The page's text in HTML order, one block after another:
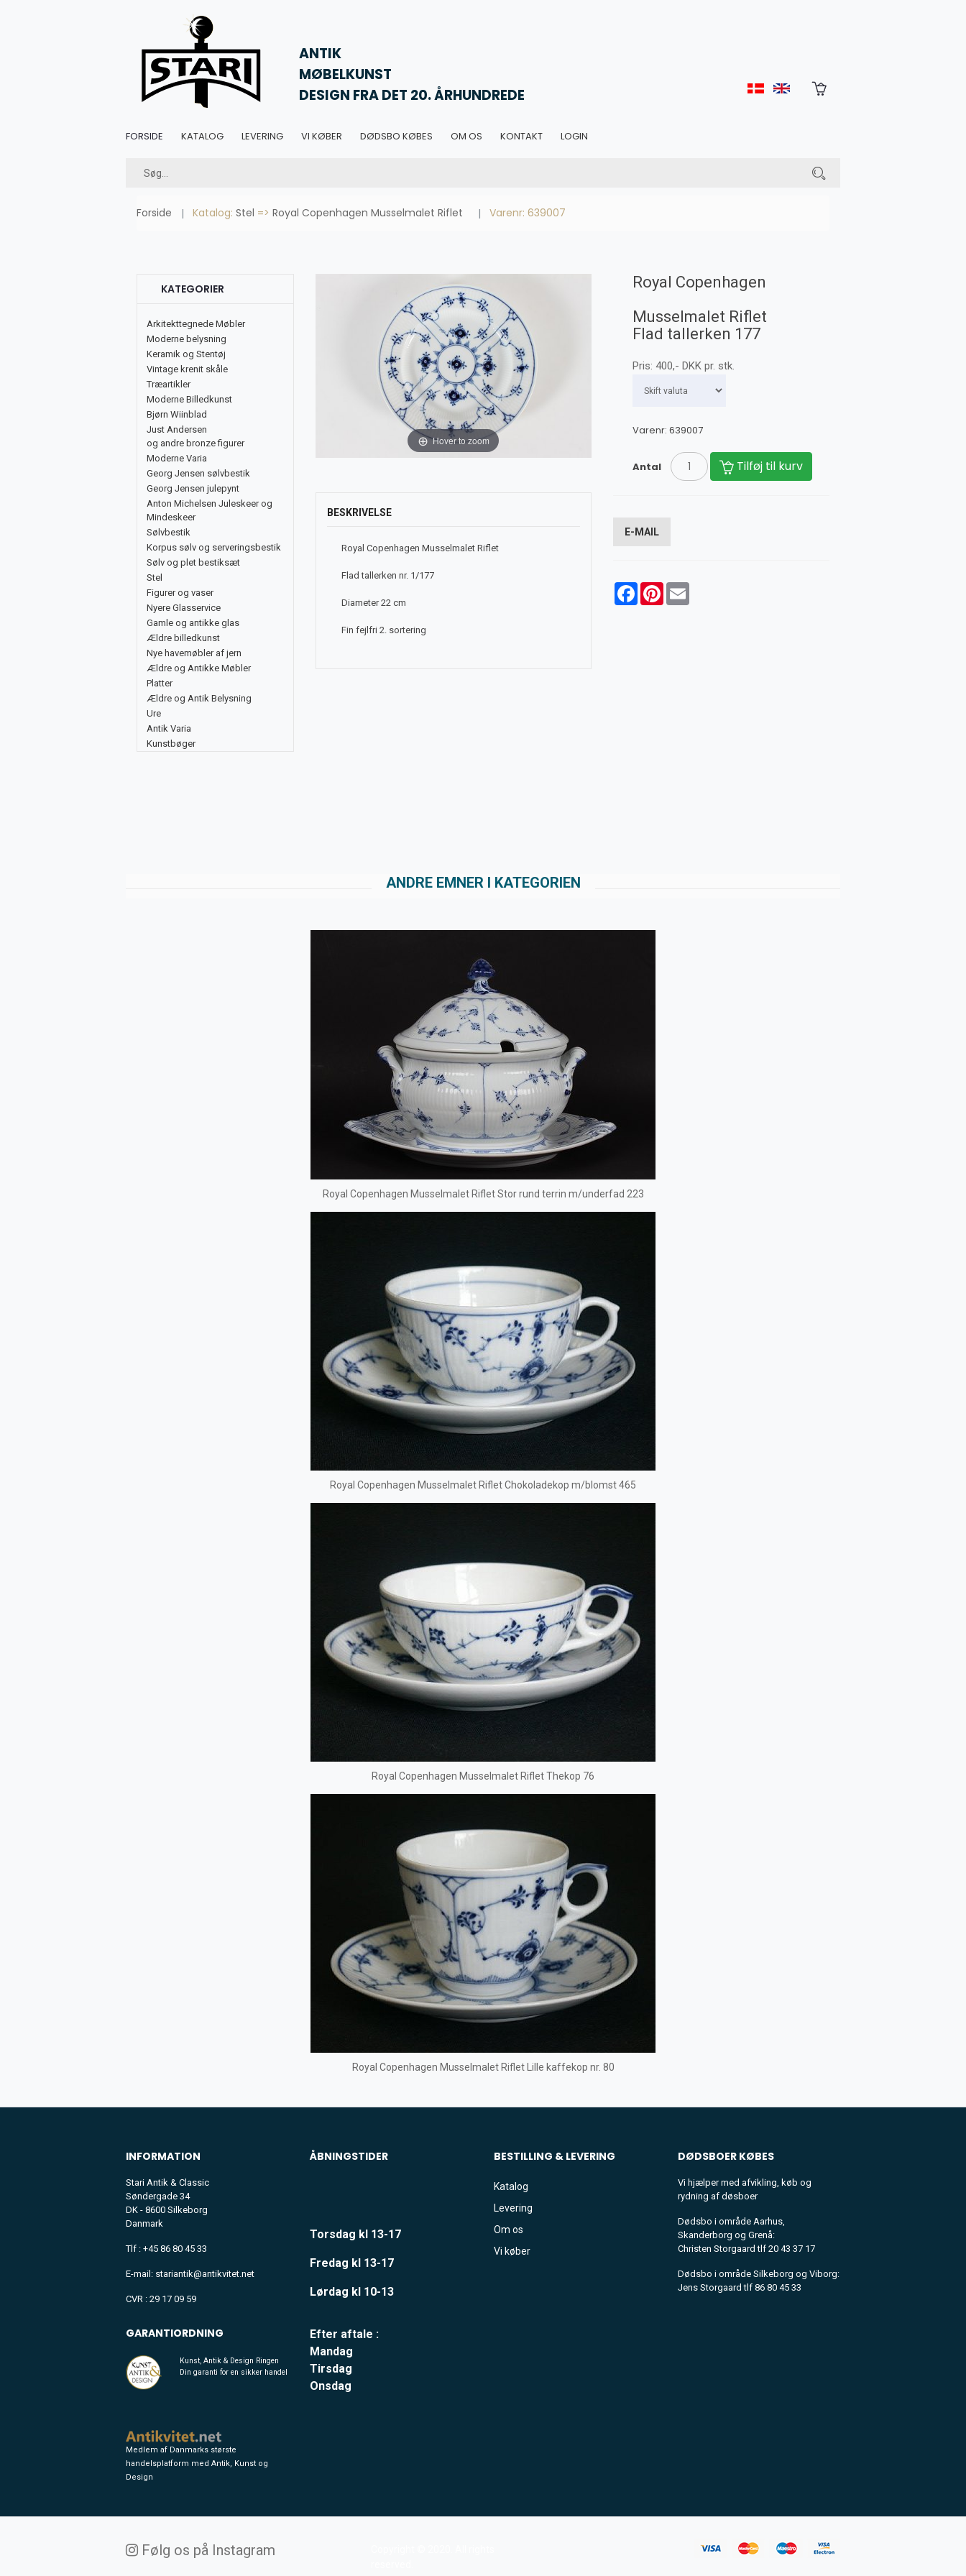
ANTIK
MØBELKUNST
DESIGN FRA DET 20. ÅRHUNDREDE
FORSIDE KATALOG LEVERING VI KØBER DØDSBO KØBES OM OS KONTAKT LOGIN
Forside Katalog: Stel => Royal Copenhagen Musselmalet Riflet Varenr: 639007
KATEGORIER
Arkitekttegnede Møbler
Moderne belysning
Keramik og Stentøj
Vintage krenit skåle
Træartikler
Moderne Billedkunst
Bjørn Wiinblad
Just Andersen
og andre bronze figurer
Moderne Varia
Georg Jensen sølvbestik
Georg Jensen julepynt
Anton Michelsen Juleskeer og
Mindeskeer
Sølvbestik
Korpus sølv og serveringsbestik
Sølv og plet bestiksæt
Stel
Figurer og vaser
Nyere Glasservice
Gamle og antikke glas
Ældre billedkunst
Nye havemøbler af jern
Ældre og Antikke Møbler
Platter
Ældre og Antik Belysning
Ure
Antik Varia
Kunstbøger
Hover to zoom
BESKRIVELSE
Royal Copenhagen Musselmalet Riflet
Flad tallerken nr. 1/177
Diameter 22 cm
Fin fejlfri 2. sortering
Royal Copenhagen
Musselmalet Riflet
Flad tallerken 177
Pris: 400,- DKKpr. stk.
Varenr: 639007
Antal Tilføj til kurv
E-MAIL
FacebookPinterestEmail
ANDRE EMNER I KATEGORIEN
Royal Copenhagen Musselmalet Riflet Stor rund terrin m/underfad 223
Royal Copenhagen Musselmalet Riflet Chokoladekop m/blomst 465
Royal Copenhagen Musselmalet Riflet Thekop 76
Royal Copenhagen Musselmalet Riflet Lille kaffekop nr. 80
INFORMATION
Stari Antik & Classic
Søndergade 34
DK - 8600 Silkeborg
Danmark
Tlf : +45 86 80 45 33
E-mail: stariantik@antikvitet.net
CVR : 29 17 09 59
GARANTIORDNING
Kunst, Antik & Design Ringen
Din garanti for en sikker handel
Medlem af Danmarks største
handelsplatform med Antik, Kunst og
Design
ÅBNINGSTIDER
Torsdag kl 13-17
Fredag kl 13-17
Lørdag kl 10-13
Efter aftale :
Mandag
Tirsdag
Onsdag
BESTILLING & LEVERING
Katalog
Levering
Om os
Vi køber
DØDSBOER KØBES
Vi hjælper med afvikling, køb og
rydning af døsboer
Dødsbo i område Aarhus,
Skanderborg og Grenå:
Christen Storgaard tlf 20 43 37 17
Dødsbo i område Silkeborg og Viborg:
Jens Storgaard tlf 86 80 45 33
Følg os på Instagram